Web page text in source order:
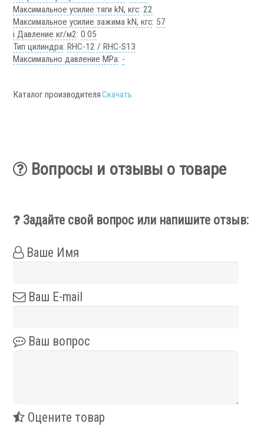
Ротационные соединения для гидравлики
Сервисное обслуживание станков
Ремонт винторезных станков
Выполненные проекты
Логистика
Максимальное усилие тяги kN, кгс:22
Максимальное усилие зажима kN, кгс: 57
i Давление кг/м2:0.05
Тип цилиндра:RHC-12 / RHC-S13
Максимально давление MPa: -
Каталог производителяСкачать
Вопросы и отзывы о товаре
Задайте свой вопрос или напишите отзыв:
Ваше Имя
Ваш E-mail
Ваш вопрос
Оцените товар